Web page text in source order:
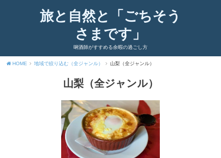
旅と自然と「ごちそう
さまです」
唎酒師がすすめる余暇の過ごし方
HOME 地域で絞り込む（全ジャンル） 山梨（全ジャンル）
山梨（全ジャンル）